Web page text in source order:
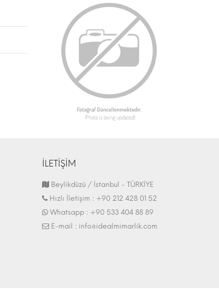
Fuar Stand | 07.10.2017
İLETİŞİM
Beylikdüzü / İstanbul - TÜRKİYE
Hızlı İletişim : +90 212 428 01 52
Whatsapp : +90 533 404 88 89
E-mail : info@idealmimarlik.com